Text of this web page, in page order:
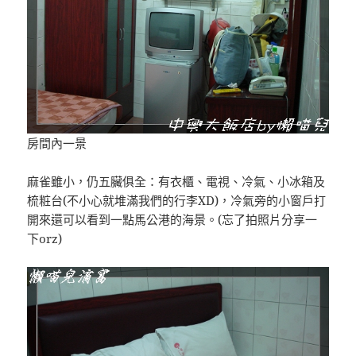
房間內一景
麻雀雖小，仍五臟俱全：有衣櫃、電視、冷氣、小冰箱及
梳粧台(不小心就堆滿我們的行李XD)，冷氣旁的小窗戶打
開來還可以看到一點馬公港的海景。(忘了拍照片分享一
下orz)